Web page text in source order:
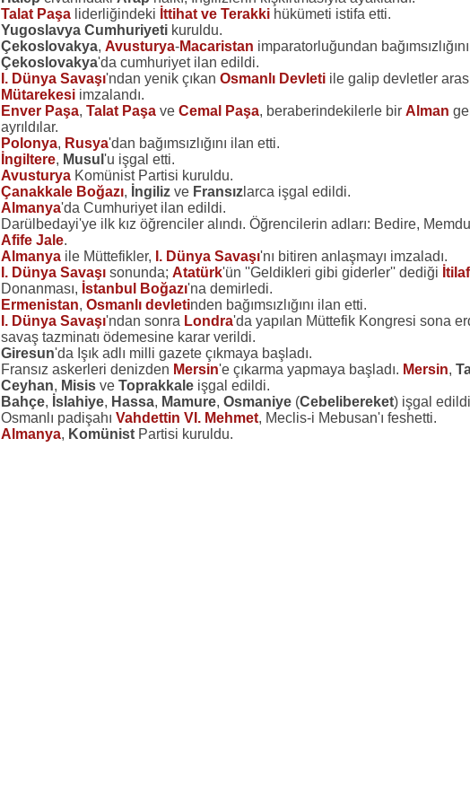
Talat Paşaliderliğindeki İttihat ve Terakkihükümeti istifa etti.
Yugoslavya Cumhuriyetikuruldu.
Çekoslovakya, Avusturya-Macaristan imparatorluğundan
Çekoslovakya'da cumhuriyet ilan edildi.
I. Dünya Savaşı'ndan yenik çıkan Osmanlı Devletiile galip devletler
Mütarekesiimzalandı.
Enver Paşa, Talat Paşave Cemal Paşa, beraberindekilerle bir Alman
ayrıldılar.
Polonya, Rusya'dan bağımsızlığını ilan etti.
İngiltere, Musul 'u işgal etti.
AvusturyaKomünist Partisi kuruldu.
Çanakkale Boğazı, İngilizve Fransızlarca işgal edildi.
Almanya'da Cumhuriyet ilan edildi.
Darülbedayi'ye ilk kız öğrenciler alındı. Öğrencilerin adları: Bedire,
Afife Jale.
Almanyaile Müttefikler, I. Dünya Savaşı'nı bitiren anlaşmayı imzaladı.
I. Dünya Savaşısonunda; Atatürk'ün ''Geldikleri gibi giderler'' dediği
Donanması, İstanbul Boğazı'na demirledi.
Ermenistan, Osmanlı devletinden bağımsızlığını ilan etti.
I. Dünya Savaşı'ndan sonra Londra'da yapılan Müttefik Kongresi sona
savaş tazminatı ödemesine karar verildi.
Giresun'da Işık adlı milli gazete çıkmaya başladı.
Fransız askerleri denizden Mersin'e çıkarma yapmaya başladı. Mersin,
Ceyhan, Misisve Toprakkaleişgal edildi.
Bahçe, İslahiye, Hassa, Mamure, Osmaniye(Cebelibereket) işgal
Osmanlı padişahı Vahdettin VI. Mehmet, Meclis-i Mebusan'ı feshetti.
Almanya, KomünistPartisi kuruldu.